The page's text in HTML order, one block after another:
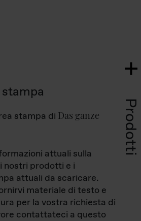
Prodotti
stampa di Das ganze
attuali sulla
nostri prodotti e i
attuali da scaricare.
materiale di testo e
per la vostra richiesta di
contattateci a questo